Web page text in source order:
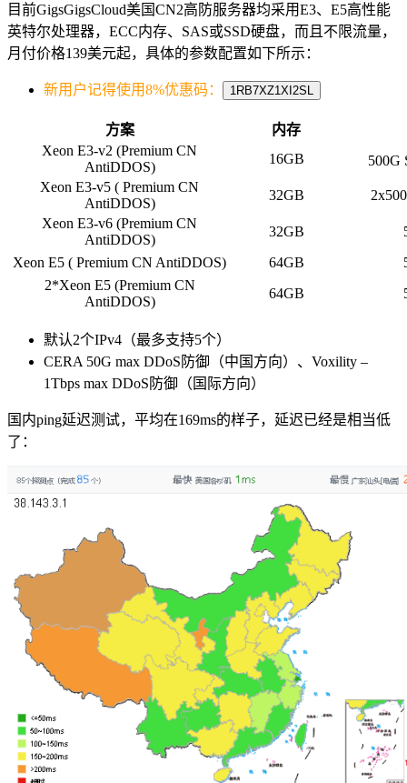
目前GigsGigsCloud美国CN2高防服务器均采用E3、E5高性能
英特尔处理器，ECC内存、SAS或SSD硬盘，而且不限流量，
月付价格139美元起，具体的参数配置如下所示：
新用户记得使用8%优惠码： 1RB7XZ1XI2SL
方案
内存
Xeon E3-v2 (Premium CN
AntiDDOS)
16GB
500G
Xeon E3-v5 ( Premium CN
AntiDDOS)
32GB
Xeon E3-v6 (Premium CN
AntiDDOS)
32GB
Xeon E5 ( Premium CN AntiDDOS)
64GB
2*Xeon E5 (Premium CN
AntiDDOS)
64GB
默认2个IPv4（最多支持5个）
CERA 50G max DDoS防御（中国方向）、Voxility –
1Tbps max DDoS防御（国际方向）
国内ping延迟测试，平均在169ms的样子，延迟已经是相当低
了：